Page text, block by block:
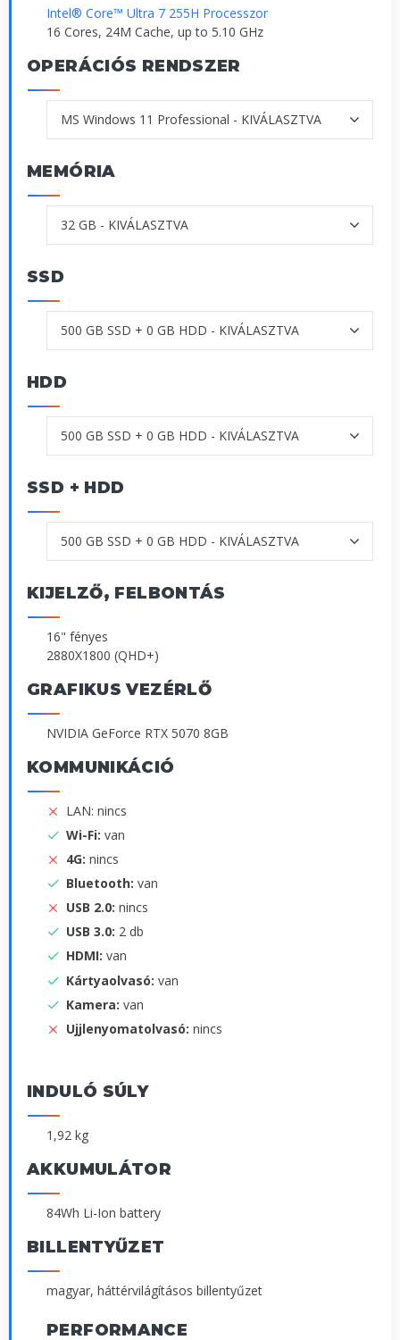
Intel® Core™ Ultra 7 255H Processzor
16 Cores, 24M Cache, up to 5.10 GHz
OPERÁCIÓS RENDSZER
MEMÓRIA
SSD
HDD
SSD + HDD
KIJELZŐ, FELBONTÁS
16" fényes
2880X1800 (QHD+)
GRAFIKUS VEZÉRLŐ
NVIDIA GeForce RTX 5070 8GB
KOMMUNIKÁCIÓ
LAN: nincs
Wi-Fi: van
4G: nincs
Bluetooth: van
USB 2.0: nincs
USB 3.0: 2 db
HDMI: van
Kártyaolvasó: van
Kamera: van
Ujjlenyomatolvasó: nincs
INDULÓ SÚLY
1,92 kg
AKKUMULÁTOR
84Wh Li-Ion battery
BILLENTYŰZET
magyar, háttérvilágításos billentyűzet
PERFORMANCE